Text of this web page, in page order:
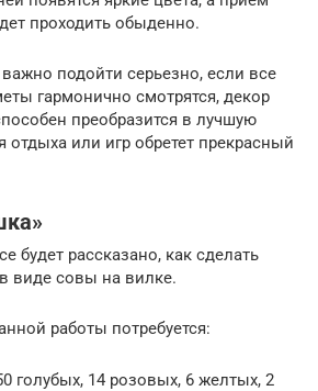
проходить обыденно.
подойти серьезно, если все
гармонично смотрятся, декор
преобразится в лучшую
отдыха или игр обретет прекрасный
будет рассказано, как сделать
виде совы на вилке.
работы потребуется:
голубых, 14 розовых, 6 желтых, 2